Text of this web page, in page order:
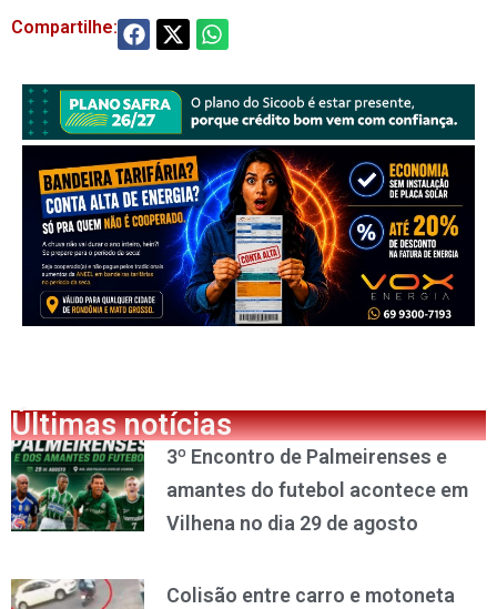
Compartilhe:
Últimas notícias
3º Encontro de Palmeirenses e
amantes do futebol acontece em
Vilhena no dia 29 de agosto
Colisão entre carro e motoneta